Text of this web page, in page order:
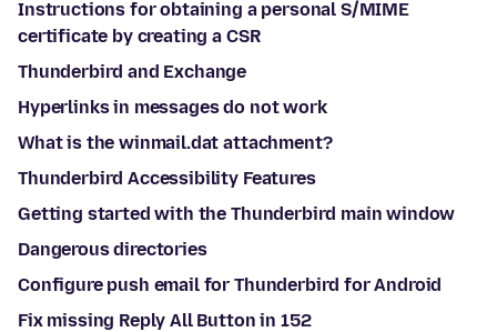
Instructions for obtaining a personal S/MIME
certificate by creating a CSR
Thunderbird and Exchange
Hyperlinks in messages do not work
What is the winmail.dat attachment?
Thunderbird Accessibility Features
Getting started with the Thunderbird main window
Dangerous directories
Configure push email for Thunderbird for Android
Fix missing Reply All Button in 152